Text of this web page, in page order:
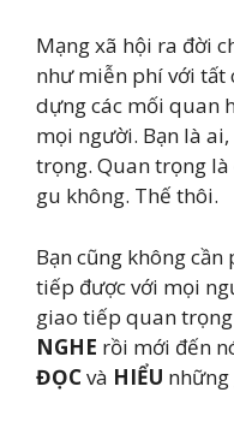
Mạng xã hội ra đời
như miễn phí với tất
dựng các mối quan
mọi người. Bạn là
trọng. Quan trọng
gu không. Thế thôi.
Bạn cũng không
tiếp được với mọi
giao tiếp quan
NGHE rồi mới đến
ĐỌCvà HIỂU những